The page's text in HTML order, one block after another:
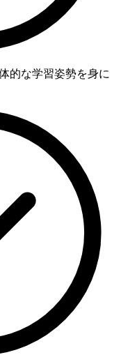
的な学習姿勢を身に